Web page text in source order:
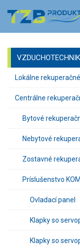
Lokálne
Centrálne
Bytové
Nebytové
Zostavné
Príslušenstvo
Ovladací panel
Klapky so
Klapky so